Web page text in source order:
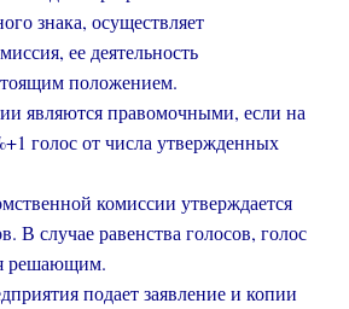
знака, осуществляет
ее деятельность
положением.
являются правомочными, если на
голос от числа утвержденных
комиссии утверждается
В случае равенства голосов, голос
решающим.
подает заявление и копии